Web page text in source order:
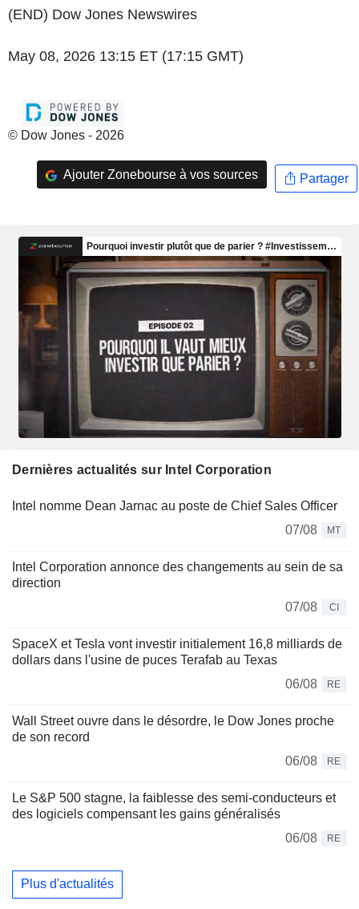
(END) Dow Jones Newswires
May 08, 2026 13:15 ET (17:15 GMT)
© Dow Jones - 2026
Ajouter Zonebourse à vos sources Partager
Dernières actualités sur Intel Corporation
Intel nomme Dean Jarnac au poste de Chief Sales Officer
07/08
MT
Intel Corporation annonce des changements au sein de sa
direction
07/08
CI
SpaceX et Tesla vont investir initialement 16,8 milliards de
dollars dans l'usine de puces Terafab au Texas
06/08
RE
Wall Street ouvre dans le désordre, le Dow Jones proche
de son record
06/08
RE
Le S&P 500 stagne, la faiblesse des semi-conducteurs et
des logiciels compensant les gains généralisés
06/08
RE
Plus d'actualités